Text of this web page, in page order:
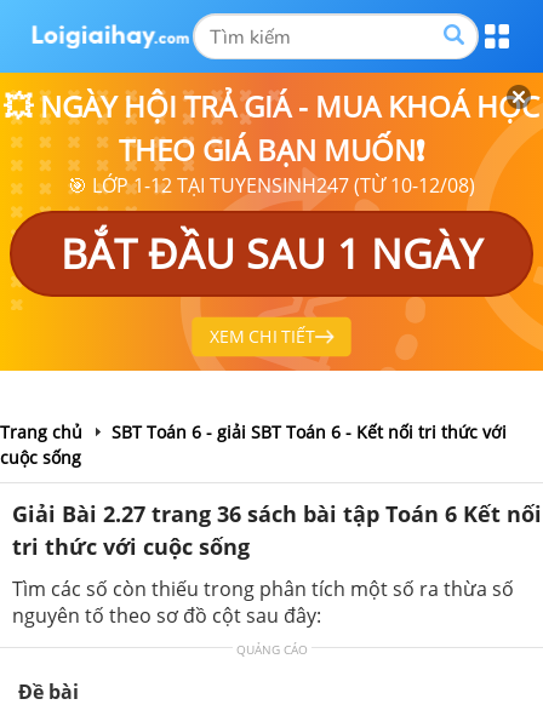
💥 NGÀY HỘI TRẢ GIÁ - MUA KHOÁ HỌC
THEO GIÁ BẠN MUỐN❗
🎯 LỚP 1-12 TẠI TUYENSINH247 (TỪ 10-12/08)
BẮT ĐẦU SAU 1 NGÀY
XEM CHI TIẾT
Trang chủ
SBT Toán 6 - giải SBT Toán 6 - Kết nối tri thức với
cuộc sống
Giải Bài 2.27 trang 36 sách bài tập Toán 6 Kết nối
tri thức với cuộc sống
Tìm các số còn thiếu trong phân tích một số ra thừa số
nguyên tố theo sơ đồ cột sau đây:
QUẢNG CÁO
Đề bài